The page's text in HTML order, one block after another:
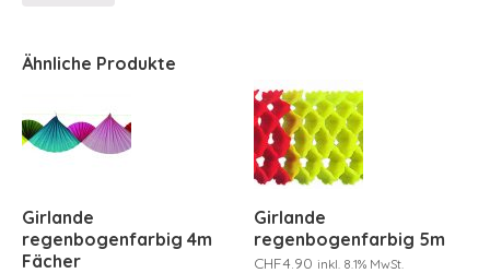
Ähnliche Produkte
Girlande
regenbogenfarbig 4m
Fächer
Girlande
regenbogenfarbig 5m
CHF4.90 inkl. 8.1% MwSt.